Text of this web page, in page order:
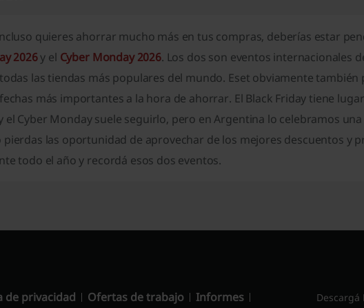
quieres ahorrar mucho más en tus compras, deberías estar
2026y el Cyber Monday 2026. Los dos son eventos internacionales
las tiendas más populares del mundo. Eset obviamente también
más importantes a la hora de ahorrar. El Black Friday tiene
el Cyber Monday suele seguirlo, pero en Argentina lo celebramos una
pierdas las oportunidad de aprovechar de los mejores descuentos y
todo el año y recordá esos dos eventos.
de privacidad Ofertas de trabajo
Informes